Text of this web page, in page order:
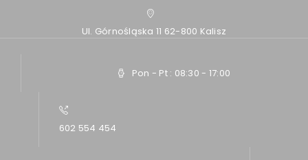
Ul. Górnośląska 11 62-800 Kalisz
Pon - Pt : 08:30 - 17:00
602 554 454